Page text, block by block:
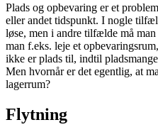
Plads og opbevaring er et
eller andet tidspunkt. I nogle
løse, men i andre tilfælde må
man f.eks. leje et
ikke er plads til, indtil
Men hvornår er det egentlig, at
lagerrum?
Flytning